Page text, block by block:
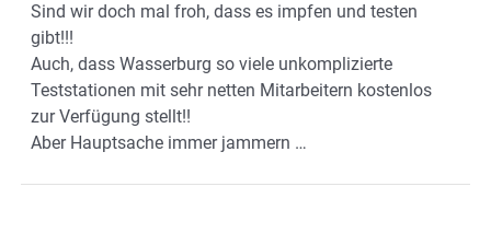
Sind wir doch mal froh, dass es impfen und testen
gibt!!!
Auch, dass Wasserburg so viele unkomplizierte
Teststationen mit sehr netten Mitarbeitern kostenlos
zur Verfügung stellt!!
Aber Hauptsache immer jammern …